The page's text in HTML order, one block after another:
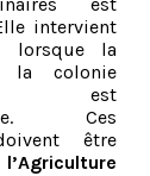
est
intervient
lorsque la
la colonie
est
Ces
être